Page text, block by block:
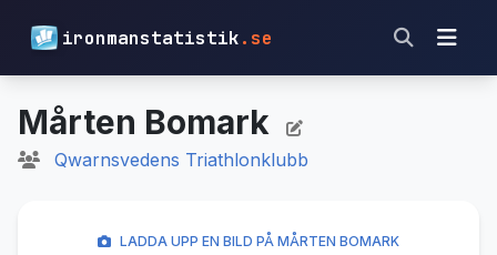
ironmanstatistik.se
Mårten Bomark
Qwarnsvedens Triathlonklubb
LADDA UPP EN BILD PÅ MÅRTEN BOMARK